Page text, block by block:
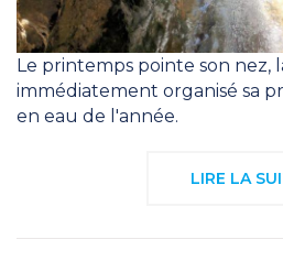
Le printemps pointe son nez,
immédiatement organisé sa
en eau de l'année.
LIRE LA